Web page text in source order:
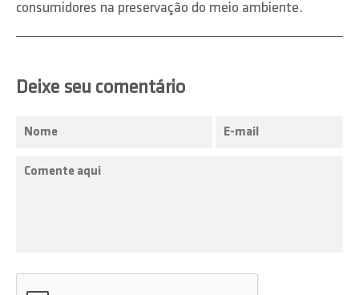
consumidores na preservação do meio ambiente.
Deixe seu comentário